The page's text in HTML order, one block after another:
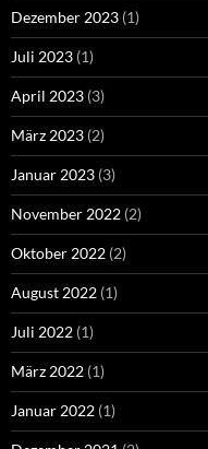
Dezember 2023 (1)
Juli 2023 (1)
April 2023 (3)
März 2023 (2)
Januar 2023 (3)
November 2022 (2)
Oktober 2022 (2)
August 2022 (1)
Juli 2022 (1)
März 2022 (1)
Januar 2022 (1)